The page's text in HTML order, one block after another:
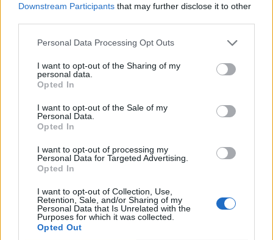
Downstream Participants that may further disclose it to other
Personal Data Processing Opt Outs
I want to opt-out of the Sharing of my
personal data.
Opted In
I want to opt-out of the Sale of my
Personal Data.
Opted In
I want to opt-out of processing my
Personal Data for Targeted Advertising.
Opted In
I want to opt-out of Collection, Use,
Retention, Sale, and/or Sharing of my
Personal Data that Is Unrelated with the
Purposes for which it was collected.
Opted Out
2 svar
Senaste inlägget avKlevaRaggarn för 16 timmar sedan
ID 4 vs EX 40 ?
hybridbilar
Ford Mustang e Mac 2023
Senaste inlägget av KenthIJ2 Igår 12:37 El- och hybridbilar
Ni som kör HEV eller PHEV ? är ni nöjda?
244 motorbyte till d5252t
Senaste inlägget av Jeppegaming Igår 00:53
(Avancerad)